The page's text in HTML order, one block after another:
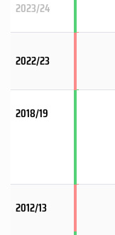
2023/24
2022/23
2018/19
2012/13